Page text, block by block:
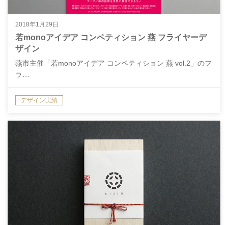
2018年1月29日
若monoアイデア コンペティション 燕 フライヤーデ
ザイン
燕市主催「若monoアイデア コンペティション 燕 vol.2」のフ
ラ…
デザイン実績